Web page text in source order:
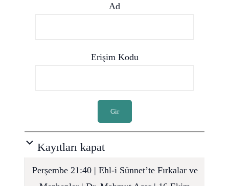
Ad
Erişim Kodu
Gir
Kayıtları kapat
Perşembe 21:40 | Ehl-i Sünnet’te Fırkalar ve